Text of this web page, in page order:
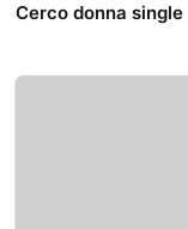
Cerco donna single